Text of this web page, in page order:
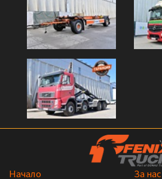
Начало
За нас